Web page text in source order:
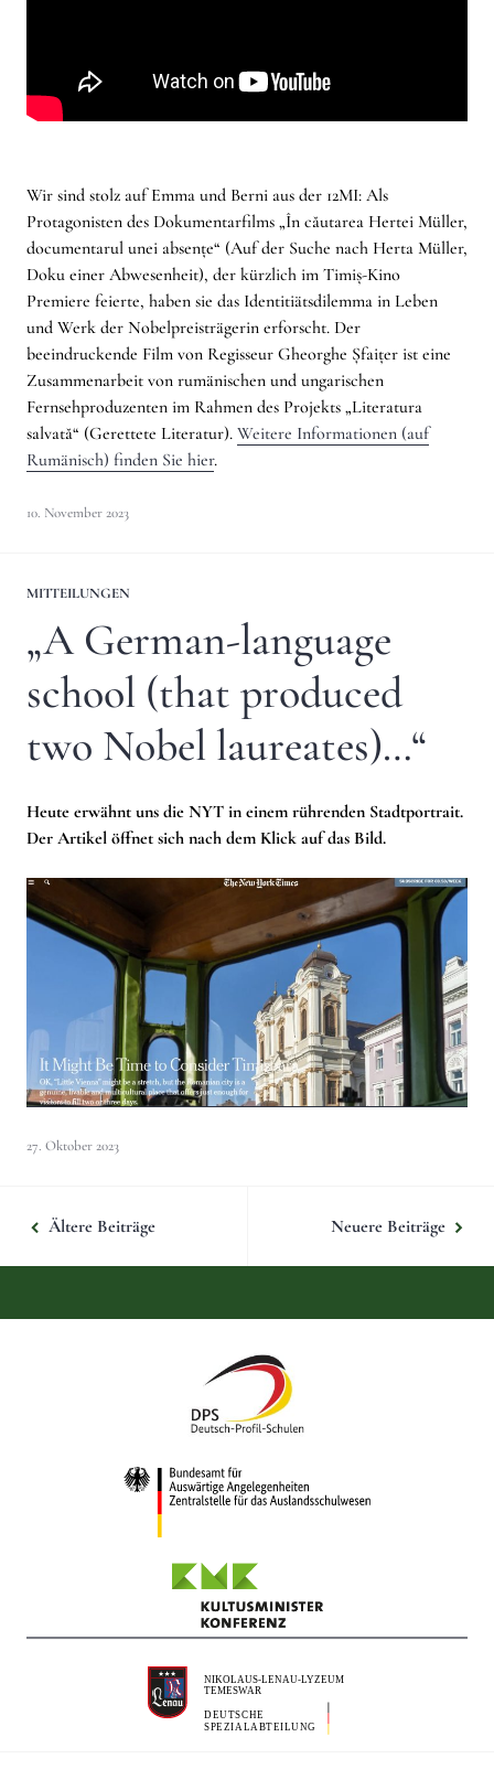
Wir sind stolz auf Emma und Berni aus der 12MI: Als
Protagonisten des Dokumentarfilms „În căutarea Hertei Müller,
documentarul unei absențe“ (Auf der Suche nach Herta Müller,
Doku einer Abwesenheit), der kürzlich im Timiș-Kino
Premiere feierte, haben sie das Identitiätsdilemma in Leben
und Werk der Nobelpreisträgerin erforscht. Der
beeindruckende Film von Regisseur Gheorghe Șfaițer ist eine
Zusammenarbeit von rumänischen und ungarischen
Fernsehproduzenten im Rahmen des Projekts „Literatura
salvată“ (Gerettete Literatur). Weitere Informationen (auf
Rumänisch) finden Sie hier.
10. November 2023
MITTEILUNGEN
„A German-language
school (that produced
two Nobel laureates)…“
Heute erwähnt uns die NYT in einem rührenden Stadtportrait.
Der Artikel öffnet sich nach dem Klick auf das Bild.
27. Oktober 2023
Ältere Beiträge Neuere Beiträge